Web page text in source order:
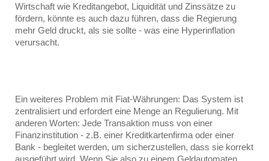
Wirtschaft wie Kreditangebot, Liquidität und Zinssätze zu
fördern, könnte es auch dazu führen, dass die Regierung
mehr Geld druckt, als sie sollte - was eine Hyperinflation
verursacht.
Ein weiteres Problem mit Fiat-Währungen: Das System ist
zentralisiert und erfordert eine Menge an Regulierung. Mit
anderen Worten: Jede Transaktion muss von einer
Finanzinstitution - z.B. einer Kreditkartenfirma oder einer
Bank - begleitet werden, um sicherzustellen, dass sie korrekt
ausgeführt wird. Wenn Sie also zu einem Geldautomaten